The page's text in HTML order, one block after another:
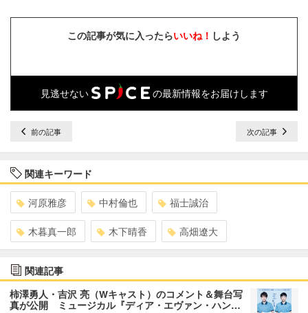
この記事が気に入ったらいいね！ しよう
見逃せない の最新情報をお届けします
前の記事 次の記事
関連キーワード
河原雅彦 中村倫也 福士誠治
木暮真一郎 木下晴香 高畑遼大
関連記事
柿澤勇人・吉沢 亮（Wキャスト）のコメント＆舞台写
真が公開 ミュージカル『ディア・エヴァン・ハン…